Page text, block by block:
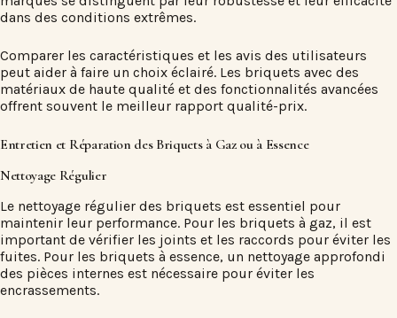
dans des conditions extrêmes.
Comparer les caractéristiques et les avis des utilisateurs
peut aider à faire un choix éclairé. Les briquets avec des
matériaux de haute qualité et des fonctionnalités avancées
offrent souvent le meilleur rapport qualité-prix.
Entretien et Réparation des Briquets à Gaz ou à Essence
Nettoyage Régulier
Le nettoyage régulier des briquets est essentiel pour
maintenir leur performance. Pour les briquets à gaz, il est
important de vérifier les joints et les raccords pour éviter les
fuites. Pour les briquets à essence, un nettoyage approfondi
des pièces internes est nécessaire pour éviter les
encrassements.